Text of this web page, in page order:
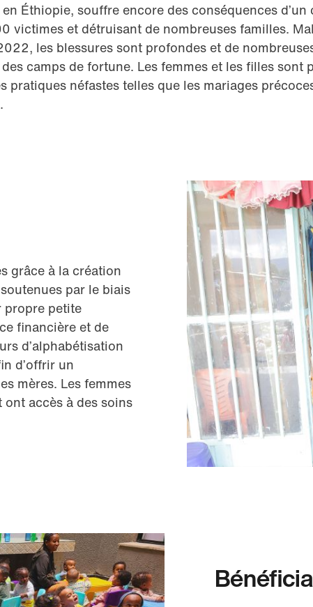
Éthiopie, souffre encore des conséquences
victimes et détruisant de nombreuses familles.
les blessures sont profondes et de
camps de fortune. Les femmes et les filles sont
pratiques néfastes telles que les mariages
grâce à la création
par le biais
propre petite
financière et de
d’alphabétisation
d’offrir un
mères. Les femmes
accès à des soins